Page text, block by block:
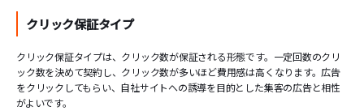
クリック保証タイプ
クリック保証タイプは、クリック数が保証される形態です。一定回数のクリ
ック数を決めて契約し、クリック数が多いほど費用感は高くなります。広告
をクリックしてもらい、自社サイトへの誘導を目的とした集客の広告と相性
がよいです。